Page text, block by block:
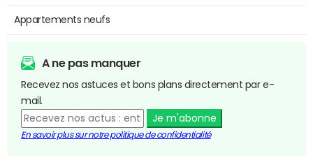
Appartements neufs
A ne pas manquer
Recevez nos astuces et bons plans directement par e-
mail.
Je m'abonne
En savoir plus sur notre politique de confidentialité